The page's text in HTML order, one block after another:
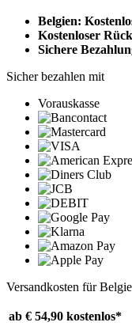
Belgien:
Kostenloser
Sichere
Sicher bezahlen mit
Vorauskasse
Versandkosten für
ab € 54,90 kostenlos*